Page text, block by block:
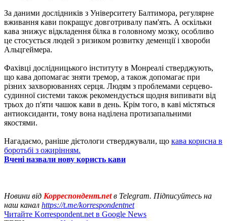
За даними дослідників з Університету Балтимора, регулярне
вживання кави покращує довготривалу пам'ять. А оскільки
кава знижує відкладення білка в головному мозку, особливо
це стосується людей з ризиком розвитку деменції і хвороби
Альцгеймера.
Фахівці дослідницького інституту в Монреалі стверджують,
що кава допомагає зняти тремор, а також допомагає при
різних захворюваннях серця. Людям з проблемами серцево-
судинної системи також рекомендується щодня випивати від
трьох до п'яти чашок кави в день. Крім того, в каві містяться
антиоксиданти, тому вона наділена протизапальними
якостями.
Нагадаємо, раніше дієтологи стверджували, що кава корисна в
боротьбі з ожирінням.
Вчені назвали нову користь кави
Новини від Корреспондент.netв Telegram. Підписуйтесь на
наш канал https://t.me/korrespondentnet
Читайте Korrespondent.net в Google News